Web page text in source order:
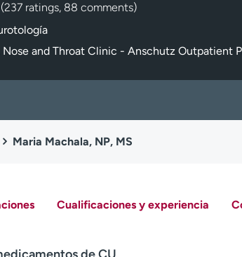
(237 ratings, 88 comments)
Nose and Throat Clinic - Anschutz Outpatient
Maria Machala, NP, MS
Cualificaciones y experiencia